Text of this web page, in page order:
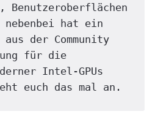
Benutzeroberflächen
nebenbei hat ein
der Community
für die
Intel-GPUs
euch das mal an.